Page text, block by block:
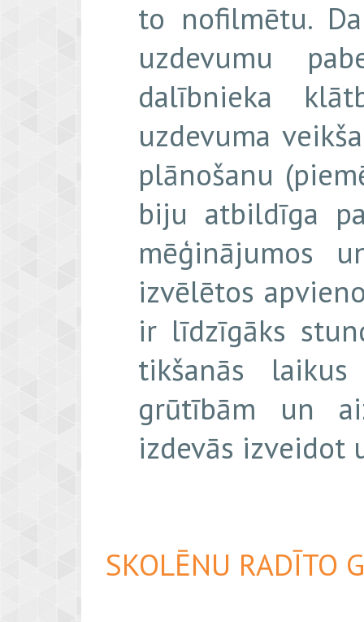
to nofilmētu.
uzdevumu
dalībnieka
uzdevuma
plānošanu
biju atbildīga
mēģinājumos
izvēlētos
ir līdzīgāks
tikšanās
grūtībām un
izdevās
SKOLĒNU RADĪTO